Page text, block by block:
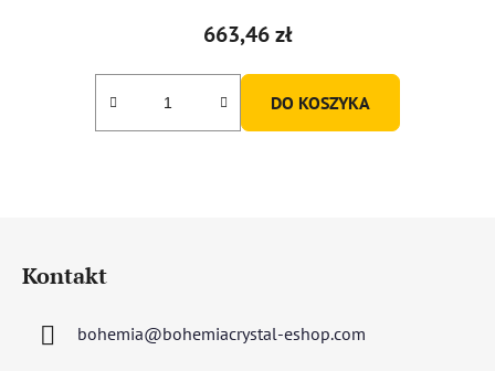
663,46 zł
DO KOSZYKA
Kontakt
bohemia@bohemiacrystal-eshop.com